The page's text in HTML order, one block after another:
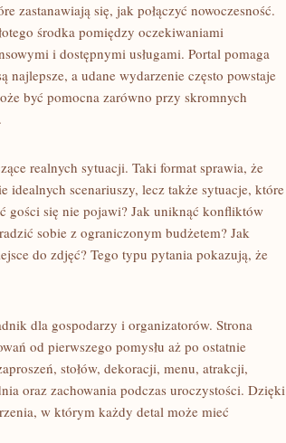
zastanawiają się, jak połączyć nowoczesność.
środka pomiędzy oczekiwaniami
i dostępnymi usługami. Portal pomaga
najlepsze, a udane wydarzenie często powstaje
być pomocna zarówno przy skromnych
realnych sytuacji. Taki format sprawia, że
idealnych scenariuszy, lecz także sytuacje, które
gości się nie pojawi? Jak uniknąć konfliktów
sobie z ograniczonym budżetem? Jak
do zdjęć? Tego typu pytania pokazują, że
dla gospodarzy i organizatorów. Strona
od pierwszego pomysłu aż po ostatnie
stołów, dekoracji, menu, atrakcji,
oraz zachowania podczas uroczystości. Dzięki
w którym każdy detal może mieć